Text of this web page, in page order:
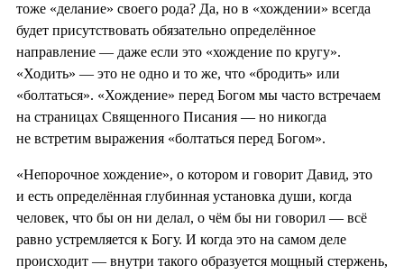
тоже «делание» своего рода? Да, но в «хождении» всегда
будет присутствовать обязательно определённое
направление — даже если это «хождение по кругу».
«Ходить» — это не одно и то же, что «бродить» или
«болтаться». «Хождение» перед Богом мы часто встречаем
на страницах Священного Писания — но никогда
не встретим выражения «болтаться перед Богом».
«Непорочное хождение», о котором и говорит Давид, это
и есть определённая глубинная установка души, когда
человек, что бы он ни делал, о чём бы ни говорил — всё
равно устремляется к Богу. И когда это на самом деле
происходит — внутри такого образуется мощный стержень,